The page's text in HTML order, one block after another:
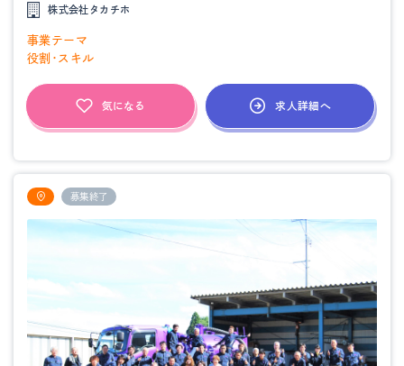
株式会社タカチホ
事業テーマ
役割・スキル
気になる 求人詳細へ
募集終了